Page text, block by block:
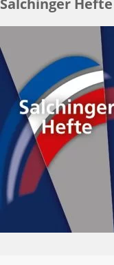
Salchinger Hefte